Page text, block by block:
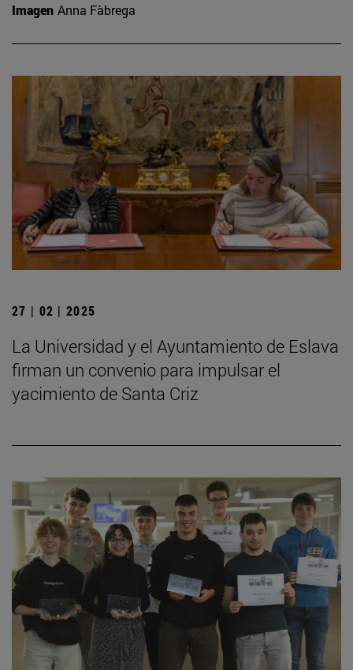
Imagen Anna Fàbrega
27 | 02 | 2025
La Universidad y el Ayuntamiento de Eslava
firman un convenio para impulsar el
yacimiento de Santa Criz